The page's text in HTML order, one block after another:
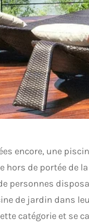
encore, une
hors de portée de
personnes
de jardin dans
catégorie et se